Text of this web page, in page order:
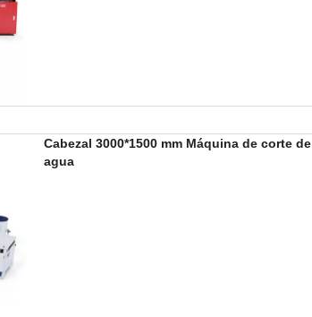
Cabezal 3000*1500 mm Máquina de corte de
agua